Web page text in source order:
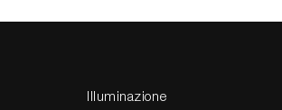
Illuminazione